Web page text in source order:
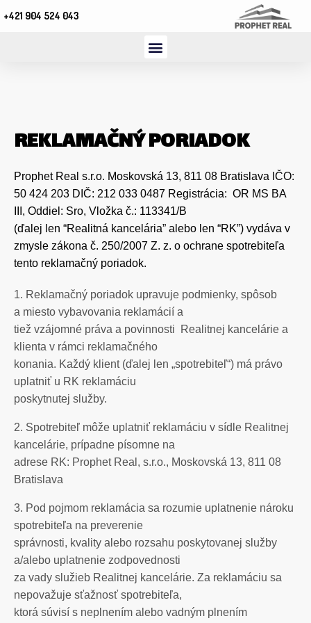
+421 904 524 043
REKLAMAČNÝ PORIADOK
Prophet Real s.r.o. Moskovská 13, 811 08 Bratislava IČO:
50 424 203 DIČ: 212 033 0487 Registrácia: OR MS BA
III, Oddiel: Sro, Vložka č.: 113341/B
(ďalej len “Realitná kancelária” alebo len “RK”) vydáva v
zmysle zákona č. 250/2007 Z. z. o ochrane spotrebiteľa
tento reklamačný poriadok.
1. Reklamačný poriadok upravuje podmienky, spôsob
a miesto vybavovania reklamácií a
tiež vzájomné práva a povinnosti Realitnej kancelárie a
klienta v rámci reklamačného
konania. Každý klient (ďalej len „spotrebiteľ“) má právo
uplatniť u RK reklamáciu
poskytnutej služby.
2. Spotrebiteľ môže uplatniť reklamáciu v sídle Realitnej
kancelárie, prípadne písomne na
adrese RK: Prophet Real, s.r.o., Moskovská 13, 811 08
Bratislava
3. Pod pojmom reklamácia sa rozumie uplatnenie nároku
spotrebiteľa na preverenie
správnosti, kvality alebo rozsahu poskytovanej služby
a/alebo uplatnenie zodpovednosti
za vady služieb Realitnej kancelárie. Za reklamáciu sa
nepovažuje sťažnosť spotrebiteľa,
ktorá súvisí s neplnením alebo vadným plnením